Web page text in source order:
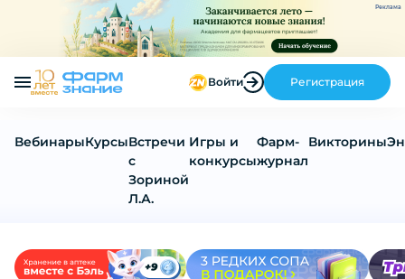
Реклама
Войти Регистрация
ВебинарыКурсыВстречи
с
Зориной
Л.А.
Игры и
конкурсы
Фарм-
журнал
Викторины